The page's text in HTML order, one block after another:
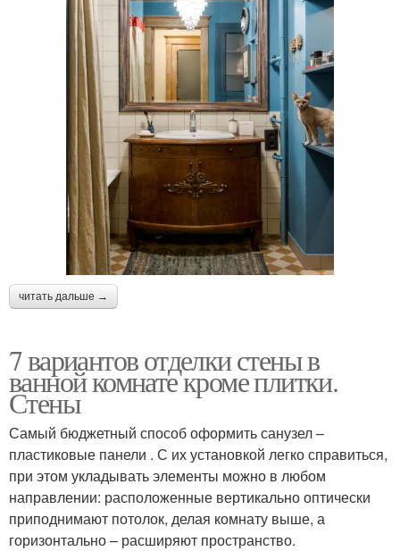
читать дальше →
7 вариантов отделки стены в
ванной комнате кроме плитки.
Стены
Самый бюджетный способ оформить санузел –
пластиковые панели . С их установкой легко справиться,
при этом укладывать элементы можно в любом
направлении: расположенные вертикально оптически
приподнимают потолок, делая комнату выше, а
горизонтально – расширяют пространство.